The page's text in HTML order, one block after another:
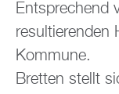
Entsprechend
resultierenden
Kommune.
Bretten stellt